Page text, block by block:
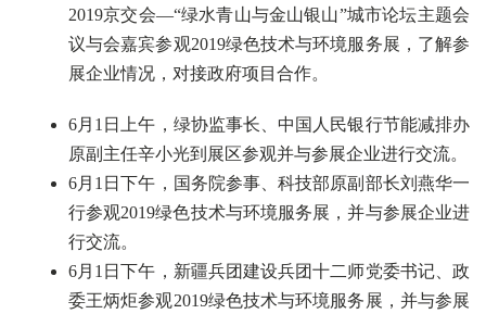
2019京交会—“绿水青山与金山银山”城市论坛主题会
议与会嘉宾参观2019绿色技术与环境服务展，了解参
展企业情况，对接政府项目合作。
6月1日上午，绿协监事长、中国人民银行节能减排办
原副主任辛小光到展区参观并与参展企业进行交流。
6月1日下午，国务院参事、科技部原副部长刘燕华一
行参观2019绿色技术与环境服务展，并与参展企业进
行交流。
6月1日下午，新疆兵团建设兵团十二师党委书记、政
委王炳炬参观2019绿色技术与环境服务展，并与参展